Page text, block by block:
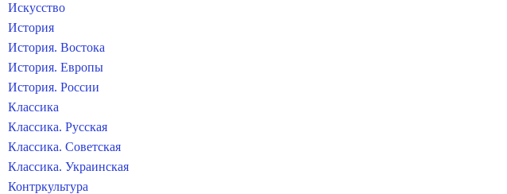
Искусство
История
История. Востока
История. Европы
История. России
Классика
Классика. Русская
Классика. Советская
Классика. Украинская
Контркультура